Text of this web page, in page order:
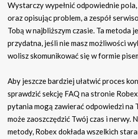
Wystarczy wypełnić odpowiednie
oraz opisując problem, a zespół
Tobą w najbliższym czasie. Ta metoda
przydatna, jeśli nie masz możliwości
wolisz skomunikować się w formie
Aby jeszcze bardziej ułatwić proces
sprawdzić sekcję FAQ na stronie
pytania mogą zawierać odpowiedzi na
może zaoszczędzić Twój czas i nerwy.
metody, Robex dokłada wszelkich